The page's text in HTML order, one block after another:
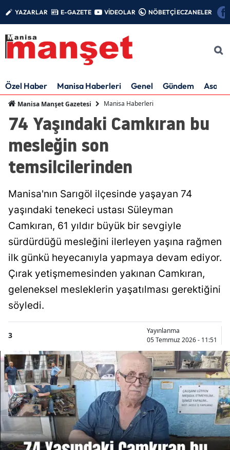
YAZARLAR E-GAZETE VİDEOLAR NÖBETÇİ ECZANELER
Özel Haber Manisa Haberleri Genel Gündem Asayiş
Manisa Manşet Gazetesi Manisa Haberleri
74 Yaşındaki Camkıran bu
mesleğin son
temsilcilerinden
Manisa'nın Sarıgöl ilçesinde yaşayan 74
yaşındaki tenekeci ustası Süleyman
Camkıran, 61 yıldır büyük bir sevgiyle
sürdürdüğü mesleğini ilerleyen yaşına rağmen
ilk günkü heyecanıyla yapmaya devam ediyor.
Çırak yetişmemesinden yakınan Camkıran,
geleneksel mesleklerin yaşatılması gerektiğini
söyledi.
3
Yayınlanma
05 Temmuz 2026 - 11:51